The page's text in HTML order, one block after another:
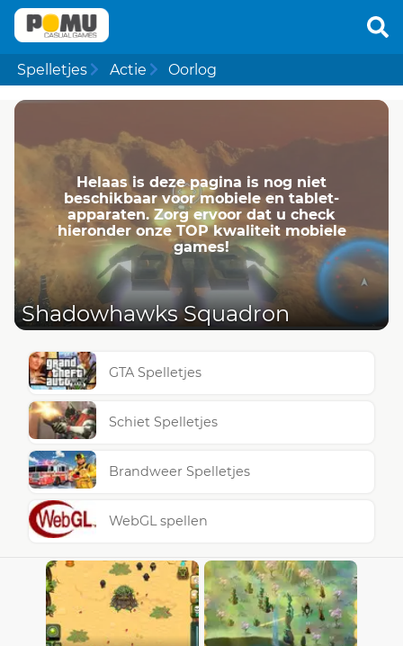
Spelletjes Actie Oorlog
Helaas is deze pagina is nog niet
beschikbaar voor mobiele en tablet-
apparaten. Zorg ervoor dat u check
hieronder onze TOP kwaliteit mobiele
games!
Shadowhawks Squadron
GTA Spelletjes
Schiet Spelletjes
Brandweer Spelletjes
WebGL spellen